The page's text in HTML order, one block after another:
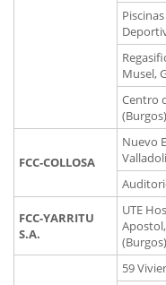
Musel,
Centro
(Burgos)
FCC-COLLOSA
Nuevo
FCC-YARRITU
S.A.
UTE
(Burgos)
59